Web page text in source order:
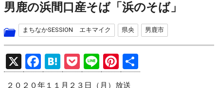
男鹿の浜間口産そば「浜のそば」
まちなかSESSION エキマイク 県央 男鹿市
X
F
a
H
at
P
o
Li
n
Pi
nt 有
２０２０年１１月２３日（月）放送